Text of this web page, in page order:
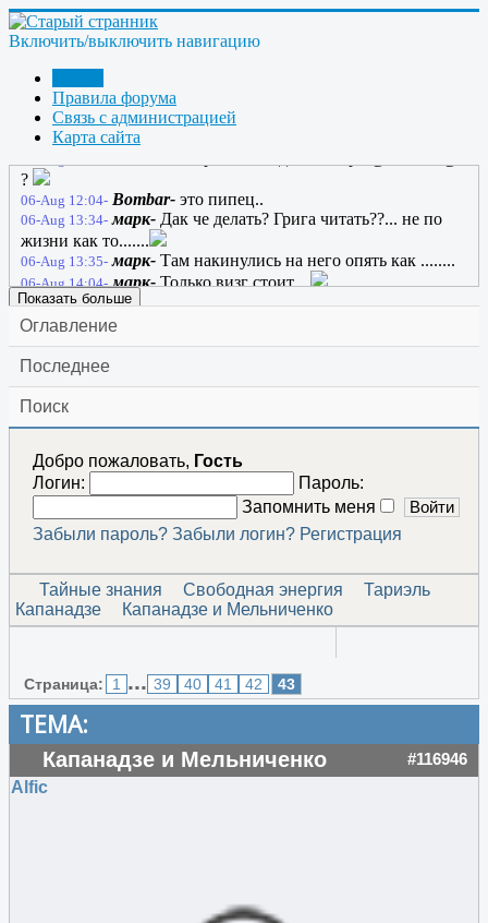
Включить/выключить навигацию
Правила форума
Связь с администрацией
Карта сайта
05-Aug 20:41- anatol130164-А, ну тогда ладно... Этот сайт
будет жить вечно
anatol130164-Жил себе один сайт, и звали его
- Странник-2; и жил он вечно
05-Aug 21:06- марк-
06-Aug 05:30- марк- добро в хату...
06-Aug 08:43- марк-
?
06-Aug 12:04- Bombar- это пипец..
06-Aug 13:34- марк- Дак че делать? Грига читать??... не по
жизни как то.......
06-Aug 13:35- марк- Там накинулись на него опять как ........
06-Aug 14:04- марк-Только визг стоит....
Показать больше
Оглавление
Последнее
Поиск
Добро пожаловать, Гость
Логин:
Пароль:
Запомнить меня
Забыли пароль? Забыли логин? Регистрация
Тайные знания Свободная энергия
Тариэль
Капанадзе
Капанадзе и Мельниченко
Страница: 1 ... 39 40 41 42 43
ТЕМА:
Капанадзе и Мельниченко #116946
Alfic